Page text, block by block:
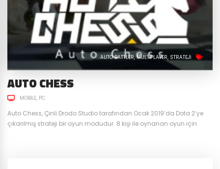
AUTO BATTLER MULTIPLAYER STRATEJI
AUTO CHESS
MOBILE PC
Auto Chess, Çinli Drodo Studio tarafından Ocak 2019’da Dota 2′ye
çıkarılmış strateji bir oyun modudur. 8 kişi ile oynanan oyun için